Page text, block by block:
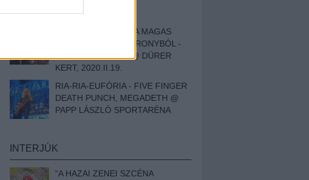
DOKUMENTUMFILM
MÉLY FÉRFIBÁNAT A MAGAS
ELEFÁNTCSONTTORONYBÓL -
LEPROUS, KLONE @ DÜRER
KERT, 2020.II.19.
RIA-RIA-EUFÓRIA - FIVE FINGER
DEATH PUNCH, MEGADETH @
PAPP LÁSZLÓ SPORTARÉNA
INTERJÚK
“A HAZAI ZENEI SZCÉNA